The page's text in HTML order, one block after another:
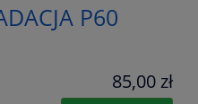
P60
85,00 zł